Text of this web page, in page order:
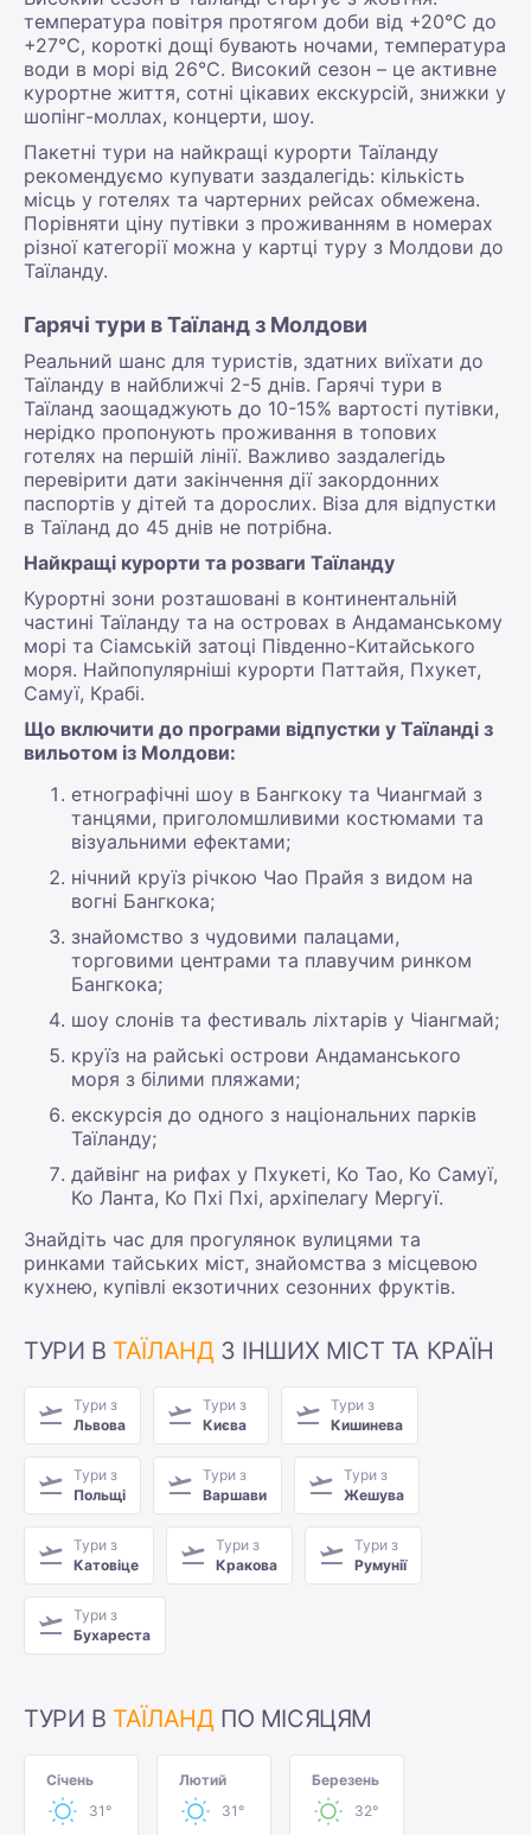
температура повітря протягом доби від +20°С до
+27°С, короткі дощі бувають ночами, температура
води в морі від 26°С. Високий сезон – це активне
курортне життя, сотні цікавих екскурсій, знижки у
шопінг-моллах, концерти, шоу.
Пакетні тури на найкращі курорти Таїланду
рекомендуємо купувати заздалегідь: кількість
місць у готелях та чартерних рейсах обмежена.
Порівняти ціну путівки з проживанням в номерах
різної категорії можна у картці туру з Молдови до
Таїланду.
Гарячі тури в Таїланд з Молдови
Реальний шанс для туристів, здатних виїхати до
Таїланду в найближчі 2-5 днів. Гарячі тури в
Таїланд заощаджують до 10-15% вартості путівки,
нерідко пропонують проживання в топових
готелях на першій лінії. Важливо заздалегідь
перевірити дати закінчення дії закордонних
паспортів у дітей та дорослих. Віза для відпустки
в Таїланд до 45 днів не потрібна.
Найкращі курорти та розваги Таїланду
Курортні зони розташовані в континентальній
частині Таїланду та на островах в Андаманському
морі та Сіамській затоці Південно-Китайського
моря. Найпопулярніші курорти Паттайя, Пхукет,
Самуї, Крабі.
Що включити до програми відпустки у Таїланді з
вильотом із Молдови:
етнографічні шоу в Бангкоку та Чиангмай з
танцями, приголомшливими костюмами та
візуальними ефектами;
нічний круїз річкою Чао Прайя з видом на
вогні Бангкока;
знайомство з чудовими палацами,
торговими центрами та плавучим ринком
Бангкока;
шоу слонів та фестиваль ліхтарів у Чіангмай;
круїз на райські острови Андаманського
моря з білими пляжами;
екскурсія до одного з національних парків
Таїланду;
дайвінг на рифах у Пхукеті, Ко Тао, Ко Самуї,
Ко Ланта, Ко Пхі Пхі, архіпелагу Мергуї.
Знайдіть час для прогулянок вулицями та
ринками тайських міст, знайомства з місцевою
кухнею, купівлі екзотичних сезонних фруктів.
ТУРИ В ТАЇЛАНД З ІНШИХ МІСТ ТА КРАЇН
Тури з
Львова
Тури з
Києва
Тури з
Кишинева
Тури з
Польщі
Тури з
Варшави
Тури з
Жешува
Тури з
Катовіце
Тури з
Кракова
Тури з
Румунії
Тури з
Бухареста
ТУРИ В ТАЇЛАНД ПО МІСЯЦЯМ
Січень
31°
Лютий
31°
Березень
32°